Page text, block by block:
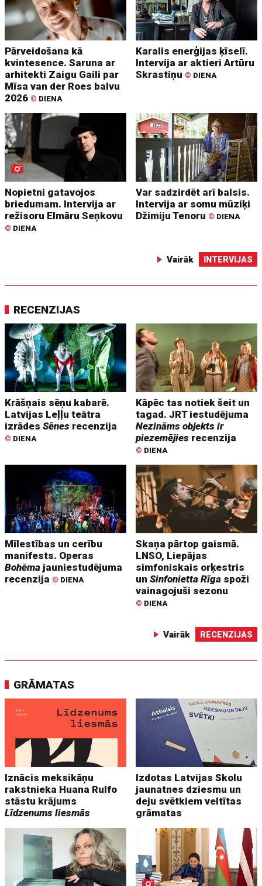
Pārveidošana kā
kvintesence. Saruna ar
arhitekti Zaigu Gaili par
Mīsa van der Roes balvu
2026 © DIENA
Karalis enerģijas ķīselī.
Intervija ar aktieri Artūru
Skrastiņu © DIENA
Nopietni gatavojos
briedumam. Intervija ar
režisoru Elmāru Seņkovu
© DIENA
Var sadzirdēt arī balsis.
Intervija ar somu mūziķi
Džimiju Tenoru © DIENA
Vairāk INTERVIJAS
RECENZIJAS
Krāšņais sēņu kabarē.
Latvijas Leļļu teātra
izrādesSēnes recenzija
© DIENA
Kāpēc tas notiek šeit un
tagad. JRT iestudējuma
Nezināms objekts ir
piezemējies recenzija
© DIENA
Mīlestības un cerību
manifests. Operas
Bohēma jauniestudējuma
recenzija © DIENA
Skaņa pārtop gaismā.
LNSO, Liepājas
simfoniskais orķestris
unSinfonietta Rīga spoži
vainagojuši sezonu
© DIENA
Vairāk RECENZIJAS
GRĀMATAS
Iznācis meksikāņu
rakstnieka Huana Rulfo
stāstu krājums
Līdzenums liesmās
Izdotas Latvijas Skolu
jaunatnes dziesmu un
deju svētkiem veltītas
grāmatas